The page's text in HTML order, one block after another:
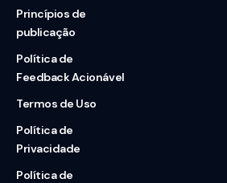
Princípios de
publicação
Política de
Feedback Acionável
Termos de Uso
Política de
Privacidade
Política de